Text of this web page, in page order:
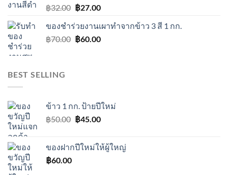
฿32.00 Original
was:
฿32.00.
฿27.00Current
is:
฿27.00.
ของชำร่วยงานเผาทำจากข้าว 3 สี 1 กก.
฿70.00 Original
฿60.00Current
BEST SELLING
ข้าว 1 กก. ป้ายปีใหม่
฿50.00 Original
฿50.00.
฿45.00Current
฿45.00.
ของฝากปีใหม่ให้ผู้ใหญ่
฿60.00